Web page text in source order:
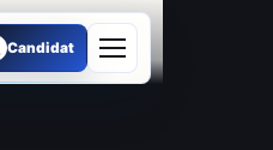
Candidat
Ouvrir le menu